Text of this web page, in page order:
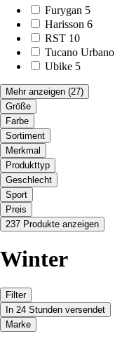
Furygan 5
Harisson 6
RST 10
Tucano Urbano
Ubike 5
Mehr anzeigen (27)
Größe
Farbe
Sortiment
Merkmal
Produkttyp
Geschlecht
Sport
Preis
237 Produkte anzeigen
Winter
Filter
In 24 Stunden versendet
Marke